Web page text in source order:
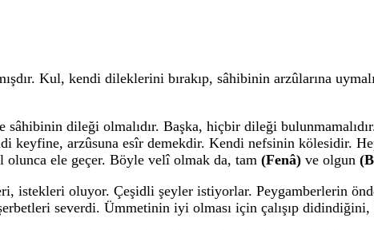
Kul, kendi dileklerini bırakıp, sâhibinin arzûlarına
dileği olmalıdır. Başka, hiçbir dileği
keyfine, arzûsuna esîr demekdir. Kendi nefsinin kölesidir.
olunca ele geçer. Böyle velî olmak da, tam (Fenâ) ve olgun
istekleri oluyor. Çeşidli şeyler istiyorlar. Peygamberlerin
severdi. Ümmetinin iyi olması için çalışıp